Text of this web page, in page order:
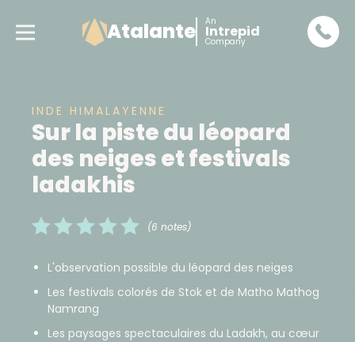
Atalante An
Intrepid
Company
INDE HIMALAYENNE
Sur la piste du léopard
des neiges et festivals
ladakhis
(6 notes)
L'observation possible du léopard des neiges
Les festivals colorés de Stok et de Matho Mathog
Namrang
Les paysages spectaculaires du Ladakh, au cœur